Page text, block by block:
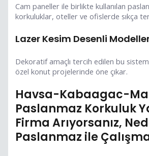
Cam paneller ile birlikte kullanılan
korkuluklar, oteller ve ofislerde sıkça
Lazer Kesim Desenli
Dekoratif amaçlı tercih edilen bu
özel konut projelerinde öne çıkar.
Havsa-Kabaagac-
Paslanmaz Korkuluk
Firma Arıyorsanız,
Paslanmaz ile